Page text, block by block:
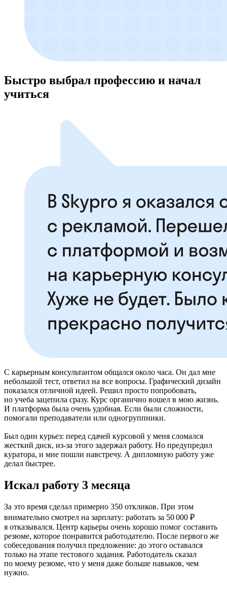
Быстро выбрал профессию и начал
учиться
С карьерным консультантом общался около часа. Он дал мне
небольшой тест, ответил на все вопросы. Графический дизайн
показался отличной идеей. Решил просто попробовать,
но учеба зацепила сразу. Курс органично вошел в мою жизнь.
И платформа была очень удобная. Если были сложности,
помогали преподаватели или одногруппники.
Был один курьез: перед сдачей курсовой у меня сломался
жесткий диск, из-за этого задержал работу. Но предупредил
куратора, и мне пошли навстречу. А дипломную работу уже
делал быстрее.
Искал работу 3 месяца
За это время сделал примерно 350 откликов. При этом
внимательно смотрел на зарплату: работать за 50 000 ₽
я отказывался. Центр карьеры очень хорошо помог составить
резюме, которое понравится работодателю. После первого же
собеседования получил предложение: до этого оставался
только на этапе тестового задания. Работодатель сказал
по моему резюме, что у меня даже больше навыков, чем
нужно.